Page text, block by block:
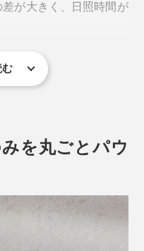
しいお茶。
が大きく、日照時間が
を丸ごとパウ